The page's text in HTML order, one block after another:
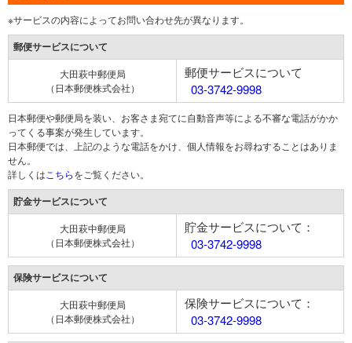
※サービスの内容によってお問い合わせ先が異なります。
郵便サービスについて
大田萩中郵便局
（日本郵便株式会社）
郵便サービスについて
03-3742-9998
日本郵便や郵便局を装い、お客さま宛てに自動音声等による不審な電話がかか
ってくる事案が発生しています。
日本郵便では、上記のような電話をかけ、個人情報をお尋ねすることはありま
せん。
詳しくは こちらをご覧ください。
貯金サービスについて
大田萩中郵便局
（日本郵便株式会社）
貯金サービスについて：
03-3742-9998
保険サービスについて
大田萩中郵便局
（日本郵便株式会社）
保険サービスについて：
03-3742-9998